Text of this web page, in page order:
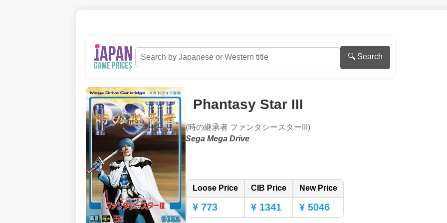
🔍 Search
Phantasy Star III
(時の継承者 ファンタシースターIII)
Sega Mega Drive
Loose Price CIB Price New Price
¥ 773 ¥ 1341 ¥ 5046